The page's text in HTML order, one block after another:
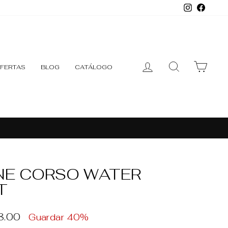
BLOG CATÁLOGO
INGRESAR BUSCAR
CORSO WATER
Guardar 40%